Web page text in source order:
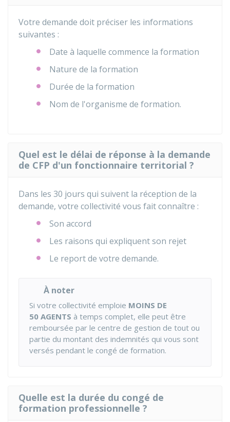
Votre demande doit préciser les informations
suivantes :
Date à laquelle commence la formation
Nature de la formation
Durée de la formation
Nom de l'organisme de formation.
Quel est le délai de réponse à la demande
de CFP d'un fonctionnaire territorial ?
Dans les 30 jours qui suivent la réception de la
demande, votre collectivité vous fait connaître :
Son accord
Les raisons qui expliquent son rejet
Le report de votre demande.
À noter
Si votre collectivité emploie MOINS DE
50 AGENTS à temps complet, elle peut être
remboursée par le centre de gestion de tout ou
partie du montant des indemnités qui vous sont
versés pendant le congé de formation.
Quelle est la durée du congé de
formation professionnelle ?